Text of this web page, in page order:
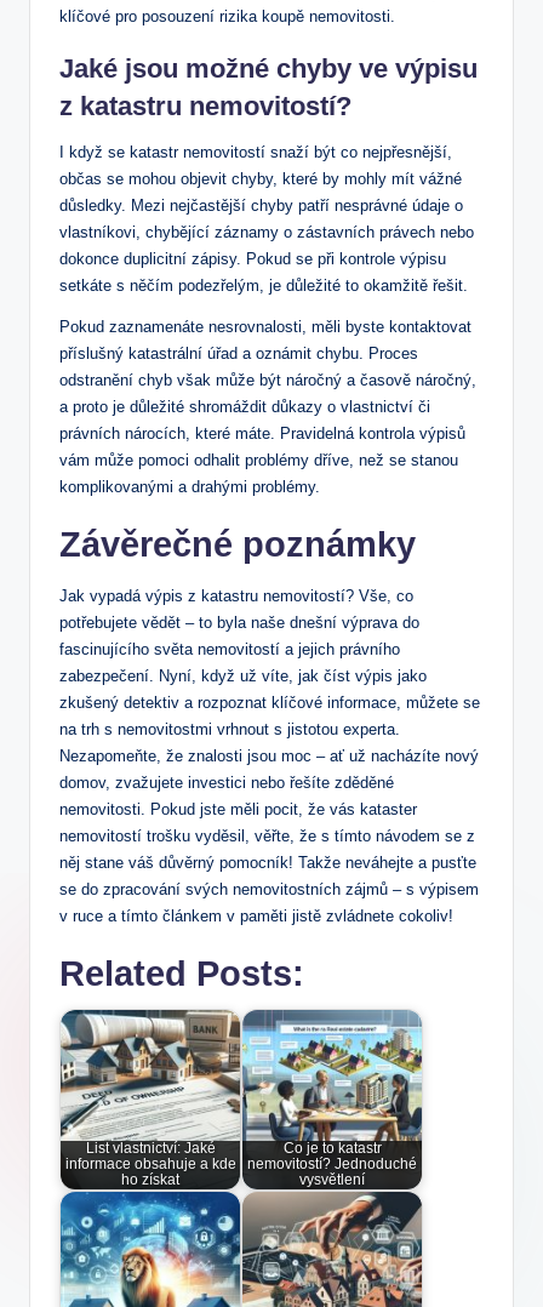
klíčové pro posouzení‍ rizika‌ koupě nemovitosti.
Jaké jsou možné chyby ve výpisu
z katastru nemovitostí?
I když se katastr nemovitostí snaží být co nejpřesnější,
občas se mohou objevit chyby, které by​ mohly mít vážné
důsledky. Mezi ⁢nejčastější chyby patří nesprávné údaje o
vlastníkovi, chybějící ⁣záznamy o⁣ zástavních právech nebo
dokonce duplicitní zápisy. Pokud ​se při kontrole výpisu‌
setkáte s něčím podezřelým, ⁣je důležité‍ to okamžitě řešit.
Pokud zaznamenáte nesrovnalosti, ​měli byste kontaktovat
příslušný katastrální úřad a oznámit‍ chybu. Proces
odstranění chyb ‌však může být‍ náročný a časově náročný,
a proto je důležité ‌shromáždit‍ důkazy o vlastnictví‍ či
právních ​nárocích, které máte. Pravidelná kontrola výpisů
vám může pomoci odhalit ‌problémy ‌dříve,‍ než se⁢ stanou
komplikovanými a drahými problémy.
Závěrečné poznámky
Jak vypadá⁣ výpis z katastru nemovitostí? ‌Vše, co
potřebujete vědět – to byla naše dnešní výprava do
fascinujícího světa nemovitostí a jejich právního
zabezpečení. Nyní, když už víte, jak ​číst výpis⁣ jako
zkušený detektiv a ‍rozpoznat ⁤klíčové informace,⁤ můžete se
na trh s nemovitostmi vrhnout s jistotou experta.
⁢Nezapomeňte,⁢ že ‍znalosti jsou moc ‍–⁤ ať už nacházíte nový
domov, zvažujete investici‌ nebo řešíte ​zděděné
nemovitosti. ⁤Pokud jste měli pocit, že vás kataster
nemovitostí ⁤trošku​ vyděsil, věřte, že⁣ s tímto návodem se z
něj ⁤stane váš důvěrný pomocník! Takže neváhejte a ⁣pusťte​
se do​ zpracování svých nemovitostních zájmů – s ‌výpisem
v ruce a tímto článkem v paměti jistě​ zvládnete cokoliv!
Related Posts:
List vlastnictví: Jaké
informace obsahuje a kde
ho získat
Co je to katastr
nemovitostí? Jednoduché
vysvětlení